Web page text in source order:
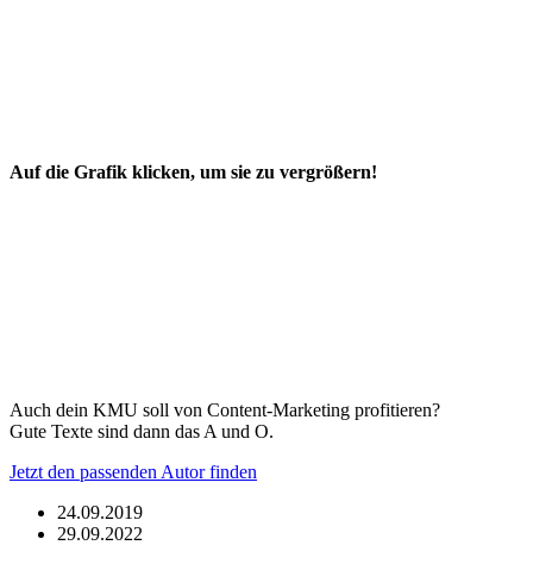
Auf die Grafik klicken, um sie zu vergrößern!
Auch dein KMU soll von Content-Marketing profitieren?
Gute Texte sind dann das A und O.
Jetzt den passenden Autor finden
24.09.2019
29.09.2022